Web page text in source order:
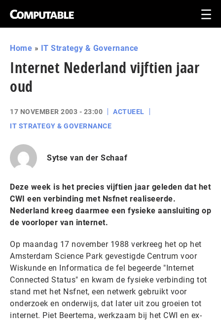
Home » IT Strategy & Governance
Internet Nederland vijftien jaar
oud
17 NOVEMBER 2003 - 23:00
ACTUEEL
IT STRATEGY & GOVERNANCE
Sytse van der Schaaf
Deze week is het precies vijftien jaar geleden dat het
CWI een verbinding met Nsfnet realiseerde.
Nederland kreeg daarmee een fysieke aansluiting op
de voorloper van internet.
Op maandag 17 november 1988 verkreeg het op het
Amsterdam Science Park gevestigde Centrum voor
Wiskunde en Informatica de fel begeerde "Internet
Connected Status" en kwam de fysieke verbinding tot
stand met het Nsfnet, een netwerk gebruikt voor
onderzoek en onderwijs, dat later uit zou groeien tot
internet. Piet Beertema, werkzaam bij het CWI en ex-